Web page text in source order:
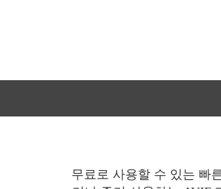
무료로 사용할 수 있는 빠